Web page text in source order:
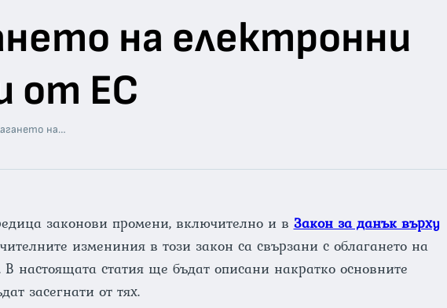
на електронни
от ЕС
Измениния в ЗДДС при облагането на електронни услуги в страни от ЕС
законови промени, включително и вЗакон за данък върху
измениния в този закон са свързани с облагането на
настоящата статия ще бъдат описани накратко основните
засегнати от тях.